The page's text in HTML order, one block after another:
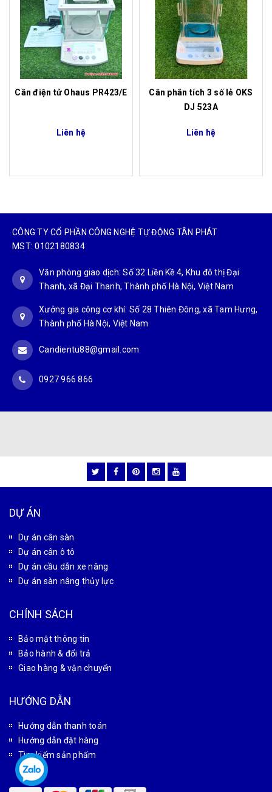
Cân điện tử Ohaus PR423/E
Liên hệ
Cân phân tích 3 số lẻ OKS
DJ 523A
Liên hệ
CÔNG TY CỔ PHẦN CÔNG NGHỆ TỰ ĐỘNG TÂN PHÁT
MST: 0102180834
Văn phòng giao dịch: Số 32 Liền Kề 4, Khu đô thị Đại
Thanh, xã Đại Thanh, Thành phố Hà Nội, Việt Nam
Xưởng gia công cơ khí: Số 28 Thiên Đông, xã Tam Hưng,
Thành phố Hà Nội, Việt Nam
Candientu88@gmail.com
0927 966 866
DỰ ÁN
Dự án cân sàn
Dự án cân ô tô
Dự án cầu dẫn xe nâng
Dự án sàn nâng thủy lực
CHÍNH SÁCH
Bảo mật thông tin
Bảo hành & đổi trả
Giao hàng & vận chuyển
HƯỚNG DẪN
Hướng dẫn thanh toán
Hướng dẫn đặt hàng
Tìm kiếm sản phẩm